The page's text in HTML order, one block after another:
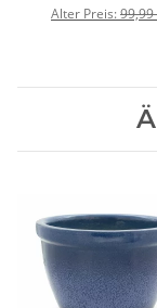
Alter Preis:99,99